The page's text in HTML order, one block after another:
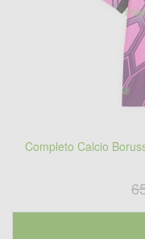
Completo Calcio